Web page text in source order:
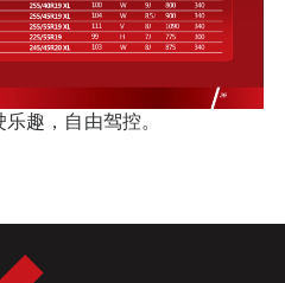
趣，自由驾控。